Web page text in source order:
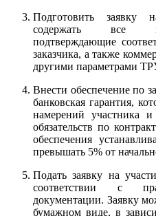
Подготовить заявку
содержать все
подтверждающие
заказчика, а также
другими параметрами
Внести обеспечение по
банковская гарантия,
намерений участника
обязательств по
обеспечения
превышать 5% от
Подать заявку на
соответствии с
документации. Заявку
бумажном виде, в